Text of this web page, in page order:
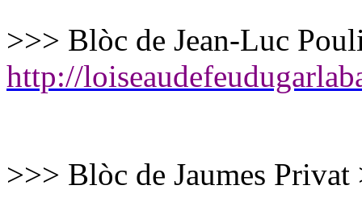
>>> Blòc de Jean-Luc
http://
>>> Blòc de Jaumes Privat